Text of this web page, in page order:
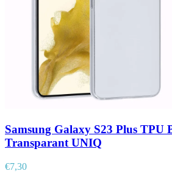
Samsung Galaxy S23 Plus TPU
Transparant UNIQ
€7,30